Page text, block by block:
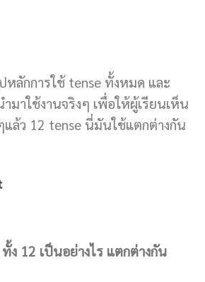
ลักการใช้ tense ทั้งหมด และ
มาใช้งานจริงๆ เพื่อให้ผู้เรียนเห็น
แล้ว 12 tense นี่มันใช้แตกต่างกัน
ทั้ง 12 เป็นอย่างไร แตกต่างกัน